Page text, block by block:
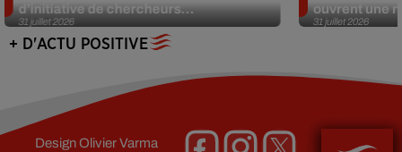
31 juillet 2026
d’initiative de chercheurs...
31 juillet 2026
ouvrent une
+ D'ACTU POSITIVE
DesignOlivier Varma